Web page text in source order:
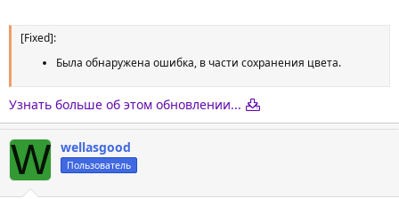
[Fixed]:
Была обнаружена ошибка, в части сохранения цвета.
Узнать больше об этом обновлении...
W wellasgood
Пользователь